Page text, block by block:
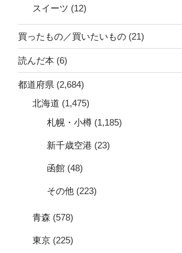
スイーツ (12)
買ったもの／買いたいもの (21)
読んだ本 (6)
都道府県 (2,684)
北海道 (1,475)
札幌・小樽 (1,185)
新千歳空港 (23)
函館 (48)
その他 (223)
青森 (578)
東京 (225)